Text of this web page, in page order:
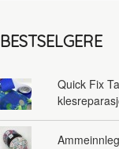
BESTSELGERE
Quick Fix